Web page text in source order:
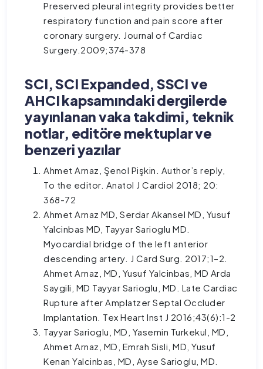
Preserved pleural integrity provides better
respiratory function and pain score after
coronary surgery. Journal of Cardiac
Surgery.2009;374-378
SCI, SCI Expanded, SSCI ve
AHCI kapsamındaki dergilerde
yayınlanan vaka takdimi, teknik
notlar, editöre mektuplar ve
benzeri yazılar
Ahmet Arnaz, Şenol Pişkin. Author’s reply,
To the editor. Anatol J Cardiol 2018; 20:
368-72
Ahmet Arnaz MD, Serdar Akansel MD, Yusuf
Yalcinbas MD, Tayyar Sarioglu MD.
Myocardial bridge of the left anterior
descending artery. J Card Surg. 2017;1–2.
Ahmet Arnaz, MD, Yusuf Yalcinbas, MD Arda
Saygili, MD Tayyar Sarioglu, MD. Late Cardiac
Rupture after Amplatzer Septal Occluder
Implantation. Tex Heart Inst J 2016;43(6):1-2
Tayyar Sarioglu, MD, Yasemin Turkekul, MD,
Ahmet Arnaz, MD, Emrah Sisli, MD, Yusuf
Kenan Yalcinbas, MD, Ayse Sarioglu, MD.